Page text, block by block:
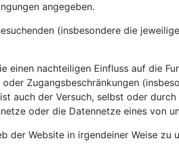
angegeben.
(insbesondere die
einen nachteiligen Einfluss auf die
Zugangsbeschränkungen
auch der Versuch, selbst oder
oder die Datennetze eines von
der Website in irgendeiner Weise zu